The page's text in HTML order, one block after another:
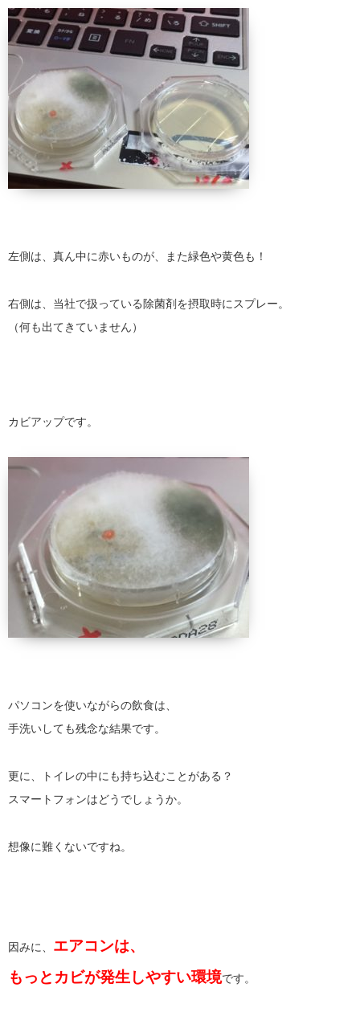
左側は、真ん中に赤いものが、また緑色や黄色も！
右側は、当社で扱っている除菌剤を摂取時にスプレー。
（何も出てきていません）
カビアップです。
パソコンを使いながらの飲食は、
手洗いしても残念な結果です。
更に、トイレの中にも持ち込むことがある？
スマートフォンはどうでしょうか。
想像に難くないですね。
因みに、 エアコンは、
もっとカビが発生しやすい環境です。